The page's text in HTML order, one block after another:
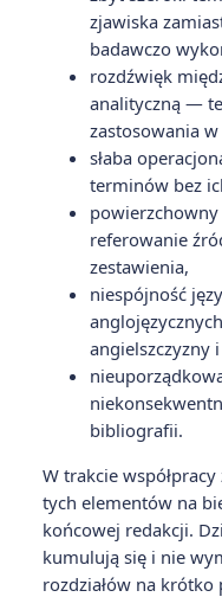
zjawiska
badawczo
rozdźwięk
analityczną —
zastosowania
słaba
terminów bez
referowanie
zestawienia,
niespójność
angielszczyzny
bibliografii.
W trakcie
tych elementów na
końcowej redakcji.
kumulują się i nie
rozdziałów na krótko